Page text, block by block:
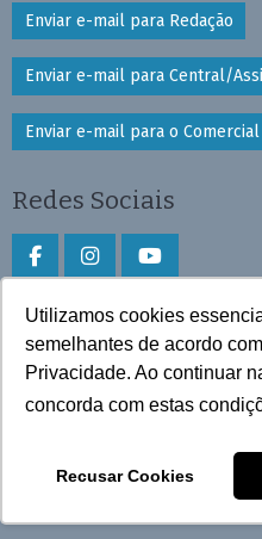
Utilizamos cookies
semelhantes de acordo
Privacidade. Ao continuar
concorda com estas
Recusar Cookies
Enviar e-mail para Redação
Enviar e-mail para Central/
Enviar e-mail para o Comercial
Redes Sociais
Faça download do
Play Store e App Store
Todos os direitos